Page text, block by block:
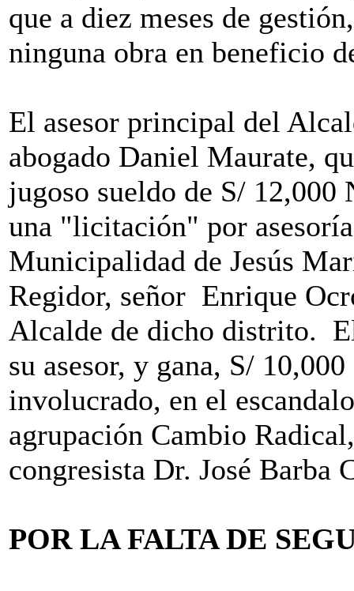
que a diez meses de
ninguna obra en beneficio
El asesor principal del
abogado Daniel Maurate,
jugoso sueldo de S/ 12,000
una "licitación" por
Municipalidad de Jesús
Regidor, señor Enrique
Alcalde de dicho distrito.
su asesor, y gana, S/
involucrado, en el
agrupación Cambio
congresista Dr. José Barba
POR LA FALTA DE